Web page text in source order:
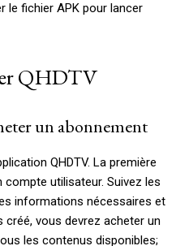
le fichier APK pour lancer
QHDTV
un abonnement
QHDTV. La première
utilisateur. Suivez les
informations nécessaires et
vous devrez acheter un
les contenus disponibles;